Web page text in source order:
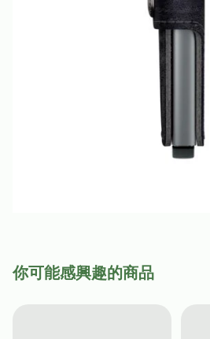
你可能感興趣的商品